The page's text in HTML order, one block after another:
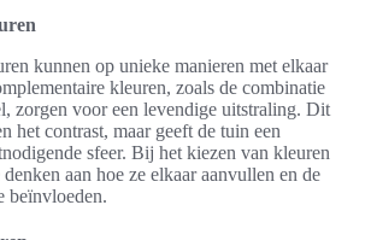
kunnen op unieke manieren met elkaar
kleuren, zoals de combinatie
zorgen voor een levendige uitstraling. Dit
het contrast, maar geeft de tuin een
sfeer. Bij het kiezen van kleuren
aan hoe ze elkaar aanvullen en de
beïnvloeden.